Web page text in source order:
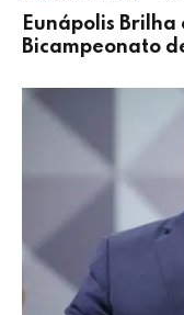
Eunápolis
Bicampeonato